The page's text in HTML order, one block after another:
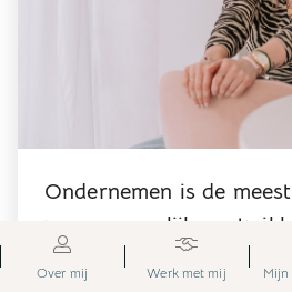
Ondernemen is de
van persoonlijke
16-03-2023
Over mij Werk met mij Mijn